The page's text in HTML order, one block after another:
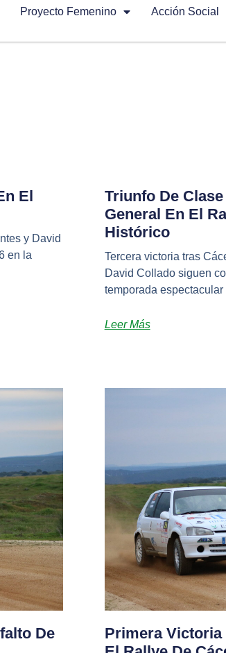
Proyecto Femenino
Acción Social
El
y David
en la
Triunfo De
General En El
Histórico
Tercera victoria tras
David Collado siguen
temporada espectacular
Leer Más
De
Primera Victoria